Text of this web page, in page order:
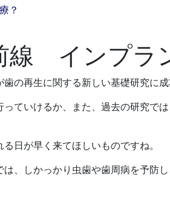
？
インプラ
の再生に関する新しい基礎研究に
ていけるか、また、過去の研究で
日が早く来てほしいものですね。
、しかっかり虫歯や歯周病を予防